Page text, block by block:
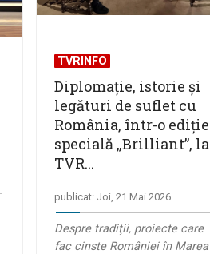
TVRINFO
Diplomație, istorie și
legături de suflet cu
România, într-o ediție
specială „Brilliant”, la
TVR...
publicat: Joi, 21 Mai 2026
Despre tradiţii, proiecte care
fac cinste României în Marea